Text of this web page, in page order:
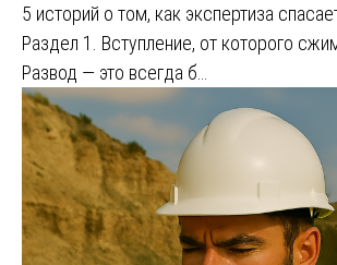
5 историй о том, как экспертиза
Раздел 1. Вступление, от которого
Развод — это всегда б…